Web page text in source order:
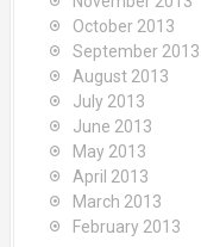
October 2013
September 2013
August 2013
July 2013
June 2013
May 2013
April 2013
March 2013
February 2013